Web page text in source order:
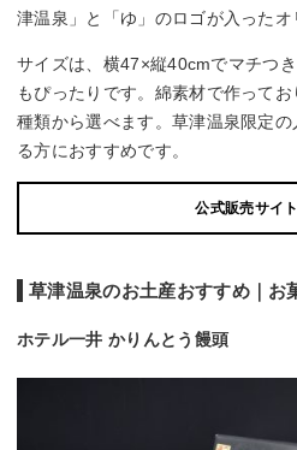
津温泉」と「ゆ」のロゴが入ったオ
サイズは、横47×縦40cmでマチつ
もぴったりです。綿素材で作って
種類から選べます。草津温泉限定
る方におすすめです。
公式販売サイ
草津温泉のお土産おすすめ｜お
ホテル一井 かりんとう饅頭